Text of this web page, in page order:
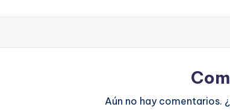
Aún no hay comentarios.